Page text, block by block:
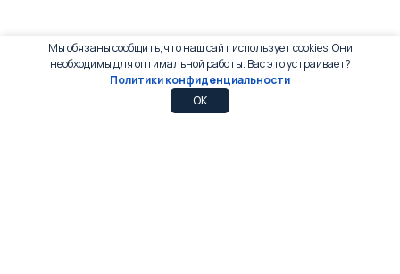
Мы обязаны сообщить, что наш сайт использует cookies. Они
необходимы для оптимальной работы. Вас это устраивает?
Политики конфиденциальности
OK